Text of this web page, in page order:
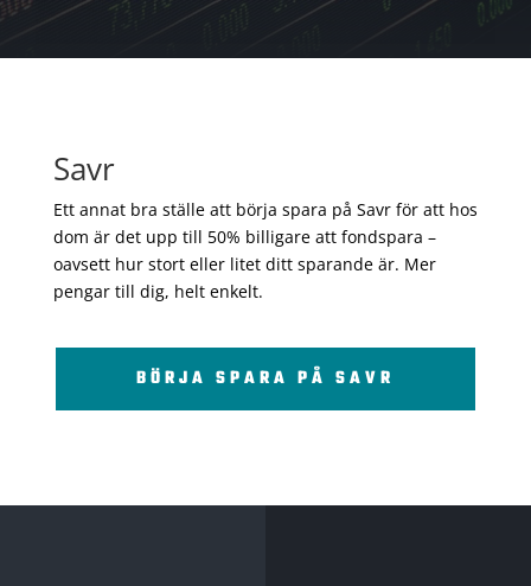
Savr
Ett annat bra ställe att börja spara på Savr för att hos
dom är det upp till 50% billigare att fondspara –
oavsett hur stort eller litet ditt sparande är. Mer
pengar till dig, helt enkelt.
BÖRJA SPARA PÅ SAVR